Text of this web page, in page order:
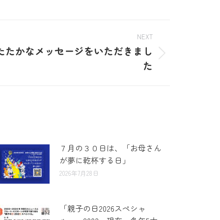
NEXT
たかなメッセージをいただきまし
た
７月の３０日は、「お母さん
が夢に乾杯する日」
2026年7月28日
「親子の日2026スペシャ